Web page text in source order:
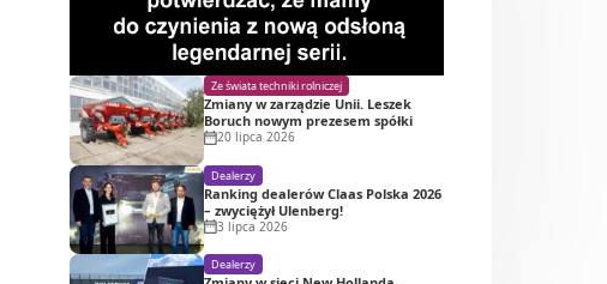
Ze świata techniki rolniczej
Zmiany w zarządzie Unii. Leszek
Boruch nowym prezesem spółki
20 lipca 2026
Dealerzy
Ranking dealerów Claas Polska 2026
– zwyciężył Ulenberg!
3 lipca 2026
Dealerzy